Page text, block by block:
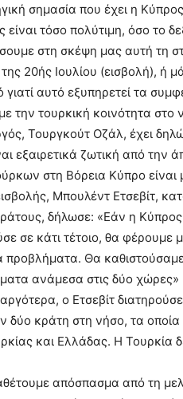
σημασία που έχει η
τόσο πολύτιμη, όσο το
στη σκέψη μας αυτή τη
της 20ής Ιουλίου (εισβολή),
αυτό εξυπηρετεί τα
την τουρκική κοινότητα στο
Τουργκούτ Οζάλ, έχει
εξαιρετικά ζωτική από την
στη Βόρεια Κύπρο είναι
Μπουλέντ Ετσεβίτ,
δήλωσε: «Εάν η Κύπρος
σε κάτι τέτοιο, θα φέρουμε
προβλήματα. Θα
ανάμεσα στις δύο χώρες»
ο Ετσεβίτ
δύο κράτη στη νήσο, τα
και Ελλάδας. Η
απόσπασμα από τη